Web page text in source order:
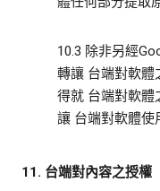
10.3 除非另經
轉讓 台端對軟體
得就 台端對軟體
讓 台端對軟體使
11. 台端對內容之授權